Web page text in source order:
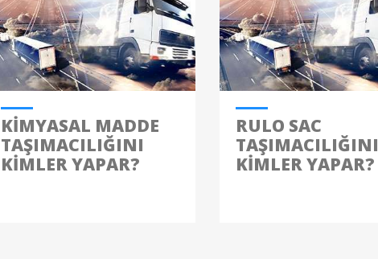
KIMYASAL MADDE
TAŞIMACILIĞINI
KIMLER YAPAR?
RULO SAC
TAŞIMACILIĞINI
KIMLER YAPAR?